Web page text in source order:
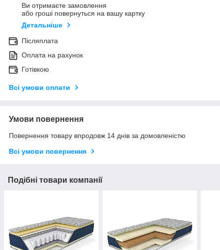
Ви отримаєте замовлення
або гроші повернуться на вашу картку
Детальніше
Післяплата
Оплата на рахунок
Готівкою
Всі умови оплати
Умови повернення
Повернення товару впродовж 14 днів за домовленістю
Всі умови повернення
Подібні товари компанії